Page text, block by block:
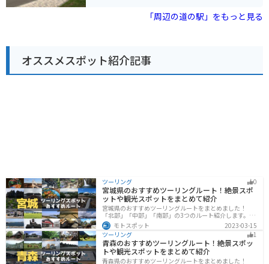
ーンを使ったジュースやジャムはおすすめです。また、
併設のレストランでは、地元の食材を使った料理を楽し
ツーリングの休憩場所としても最適です。周辺には、内
村鑑三ゆかりの地である「御牧ヶ原台地」や、温泉施設
などもあり、観光の拠点としても便利です。
「周辺の道の駅」をもっと見る
オススメスポット紹介記事
ツーリング 0
宮城県のおすすめツーリングルート！絶景スポ
ットや観光スポットをまとめて紹介
宮城県のおすすめツーリングルートをまとめました！
「北部」「中部」「南部」の3つのルート紹介します。キ
ツネ村や広大な山や滝、湖などを歴史や自然を満喫する
ツーリングができます。バイクで宮城県にツーリングに
行く際は参考にしてください。
モトスポット
2023-03-15
ツーリング
1
青森のおすすめツーリングルート！絶景スポッ
トや観光スポットをまとめて紹介
青森県のおすすめツーリングルートをまとめました！